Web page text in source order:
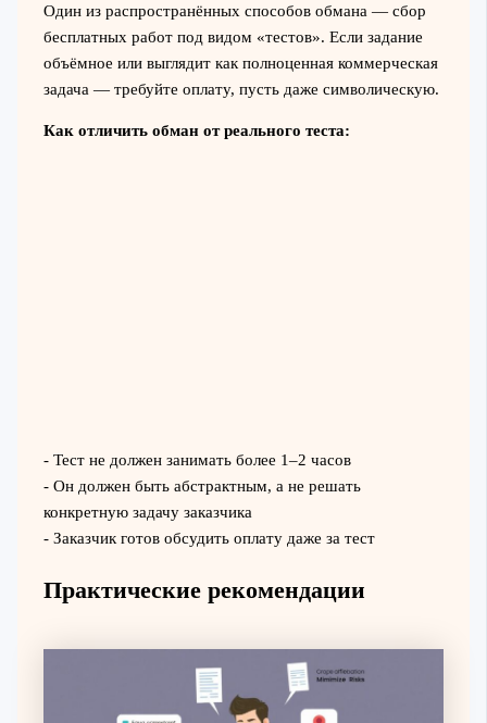
Один из распространённых способов обмана — сбор
бесплатных работ под видом «тестов». Если задание
объёмное или выглядит как полноценная коммерческая
задача — требуйте оплату, пусть даже символическую.
Как отличить обман от реального теста:
- Тест не должен занимать более 1–2 часов
- Он должен быть абстрактным, а не решать
конкретную задачу заказчика
- Заказчик готов обсудить оплату даже за тест
Практические рекомендации